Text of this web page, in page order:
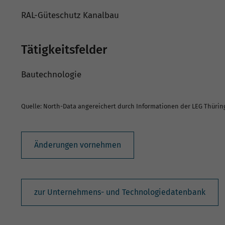
RAL-Güteschutz Kanalbau
Tätigkeitsfelder
Bautechnologie
Quelle: North-Data angereichert durch Informationen der LEG
Änderungen vornehmen
zur Unternehmens- und Technologiedatenbank